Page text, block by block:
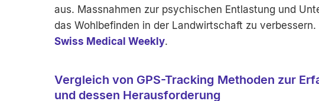
aus. Massnahmen zur psychischen Entlastung und
das Wohlbefinden in der Landwirtschaft zu
Swiss Medical Weekly.
Vergleich von GPS-Tracking Methoden zur
und dessen Herausforderung